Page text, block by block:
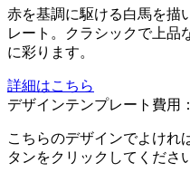
赤を基調に駆ける白馬を描
レート。クラシックで上品
に彩ります。
詳細はこちら
デザインテンプレート費用：
こちらのデザインでよけれ
タンをクリックしてくださ